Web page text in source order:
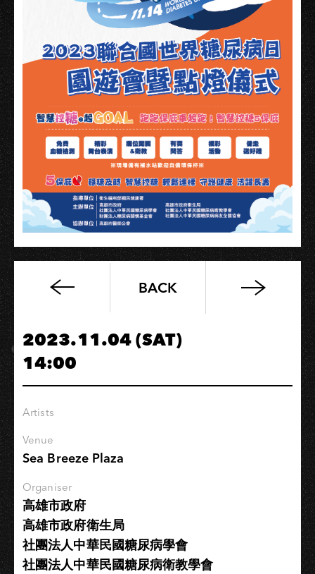
MAMAMOO+
FAN
CONCERT
‘TWO
RABBITS
TOUR
KAOHSIUNG
BACK
2023.11.04 (SAT)
14:00
Artists
Venue
Sea Breeze Plaza
Organiser
高雄市政府
高雄市政府衛生局
社團法人中華民國糖尿病學會
社團法人中華民國糖尿病衛教學會